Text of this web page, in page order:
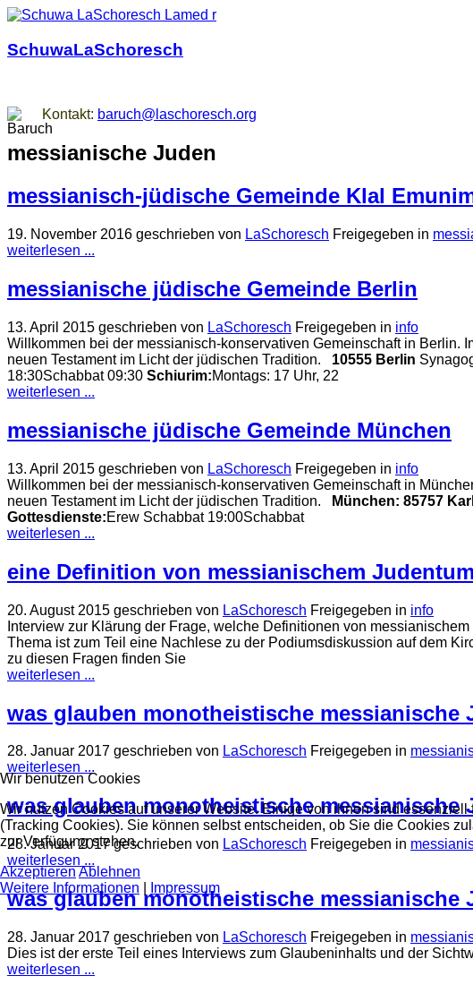
SchuwaLaSchoresch
Kontakt: baruch@laschoresch.org
messianische Juden
messianisch-jüdische Gemeinde Klal
19. November 2016 geschrieben von LaSchoresch Freigegeben in
weiterlesen ...
messianische jüdische Gemeinde Berlin
13. April 2015 geschrieben von LaSchoresch Freigegeben in info
Willkommen bei der messianisch-konservativen Gemeinschaft in Berlin.
neuen Testament im Licht der jüdischen Tradition. 10555 Berlin
18:30Schabbat 09:30 Schiurim:Montags: 17 Uhr, 22
weiterlesen ...
messianische jüdische Gemeinde München
13. April 2015 geschrieben von LaSchoresch Freigegeben in info
Willkommen bei der messianisch-konservativen Gemeinschaft in
neuen Testament im Licht der jüdischen Tradition.
München: 85757
Gottesdienste:Erew Schabbat 19:00Schabbat
weiterlesen ...
eine Definition von messianischem Judentum
20. August 2015 geschrieben von LaSchoresch Freigegeben in info
Interview zur Klärung der Frage, welche Definitionen von
Thema ist zum Teil eine Nachlese zu der Podiumsdiskussion auf dem
zu diesen Fragen finden Sie
weiterlesen ...
was glauben monotheistische messianische
28. Januar 2017 geschrieben von LaSchoresch Freigegeben in
weiterlesen ...
was glauben monotheistische messianische
28. Januar 2017geschrieben von LaSchoresch Freigegeben in
weiterlesen ...
was glauben monotheistische messianische
28. Januar 2017 geschrieben von LaSchoresch Freigegeben in
Dies ist der erste Teil eines Interviews zum Glaubeninhalts und der
weiterlesen ...
Wir benutzen Cookies
Wir nutzen Cookies auf unserer Website. Einige von ihnen sind
(Tracking Cookies). Sie können selbst entscheiden, ob Sie die Cookies
zur Verfügung stehen.
AkzeptierenAblehnen
Weitere Informationen
Impressum